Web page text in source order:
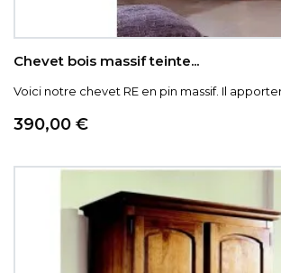
Chevet bois massif teinte...
Voici notre chevet RE en pin massif. Il
Prix
390,00 €